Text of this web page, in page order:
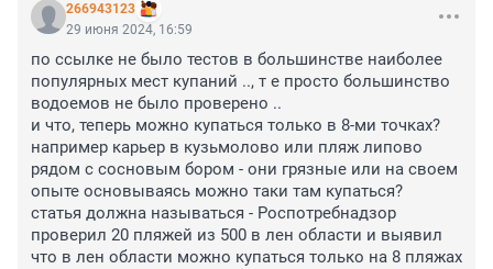
266943123
29 июня 2024, 16:59
по ссылке не было тестов в большинстве наиболее
популярных мест купаний .., т е просто большинство
водоемов не было проверено ..
и что, теперь можно купаться только в 8-ми точках?
например карьер в кузьмолово или пляж липово
рядом с сосновым бором - они грязные или на своем
опыте основываясь можно таки там купаться?
статья должна называться - Роспотребнадзор
проверил 20 пляжей из 500 в лен области и выявил
что в лен области можно купаться только на 8 пляжах